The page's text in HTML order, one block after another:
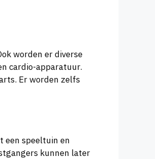
worden er diverse
cardio-apparatuur.
Er worden zelfs
een speeltuin en
kunnen later